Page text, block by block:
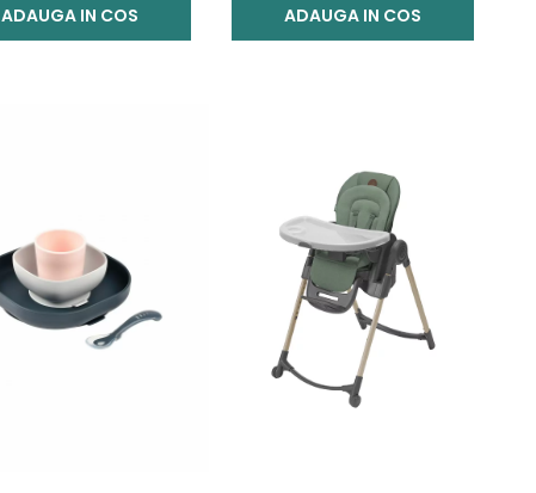
ADAUGA IN COS ADAUGA IN COS